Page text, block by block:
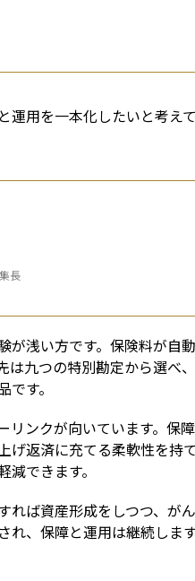
用を一本化したいと考え
長
浅い方です。保険料が自
九つの特別勘定から選べ
す。
ンクが向いています。保
返済に充てる柔軟性を持
できます。
ば資産形成をしつつ、が
、保障と運用は継続しま